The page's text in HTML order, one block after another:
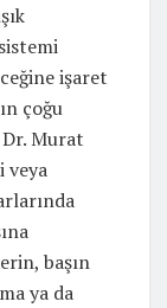
işaret
çoğu
Murat
veya
başın
ya da